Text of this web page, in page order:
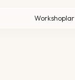
Workshoplar